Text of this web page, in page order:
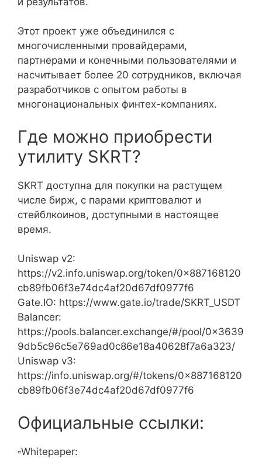
Этот проект уже объединился с
многочисленными провайдерами,
партнерами и конечными пользователями и
насчитывает более 20 сотрудников, включая
разработчиков с опытом работы в
многонациональных финтех-компаниях.
Где можно приобрести
утилиту SKRT?
SKRT доступна для покупки на растущем
числе бирж, с парами криптовалют и
стейблкоинов, доступными в настоящее
время.
Uniswap v2:
https://v2.info.uniswap.org/token/0x887168120
cb89fb06f3e74dc4af20d67df0977f6
Gate.IO: https://www.gate.io/trade/SKRT_USDT
Balancer:
https://pools.balancer.exchange/#/pool/0x3639
9db5c96c5e769ad0c86e18a40628f7a6a323/
Uniswap v3:
https://info.uniswap.org/#/tokens/0x887168120
cb89fb06f3e74dc4af20d67df0977f6
Официальные ссылки:
▫️Whitepaper: